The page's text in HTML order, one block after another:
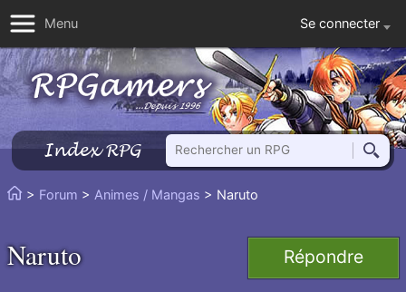
Menu Se connecter
Index RPG
Rechercher un RPG
Vous
:
> Forum > Animes / Mangas > Naruto
Naruto Répondre